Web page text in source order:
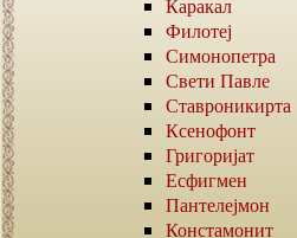
Каракал
Филотеј
Симонопетра
Свети Павле
Ставроникирта
Ксенофонт
Григоријат
Есфигмен
Пантелејмон
Констамонит